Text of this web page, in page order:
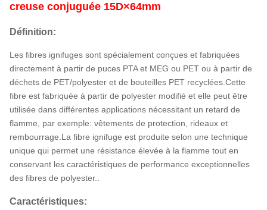
creuse conjuguée 15D×64mm
Définition:
Les fibres ignifuges sont spécialement conçues et fabriquées
directement à partir de puces PTA et MEG ou PET ou à partir de
déchets de PET/polyester et de bouteilles PET recyclées.Cette
fibre est fabriquée à partir de polyester modifié et elle peut être
utilisée dans différentes applications nécessitant un retard de
flamme, par exemple: vêtements de protection, rideaux et
rembourrage.La fibre ignifuge est produite selon une technique
unique qui permet une résistance élevée à la flamme tout en
conservant les caractéristiques de performance exceptionnelles
des fibres de polyester..
Caractéristiques: